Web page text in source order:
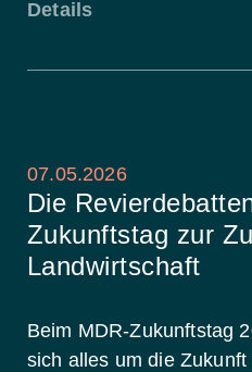
Details
07.05.2026
Die
Zukunftstag zur
Landwirtschaft
Beim MDR-Zukunftstag
sich alles um die